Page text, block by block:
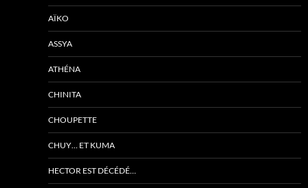
AÏKO
ASSYA
ATHÉNA
CHINITA
CHOUPETTE
CHUY… ET KUMA
HECTOR EST DÉCÉDÉ…